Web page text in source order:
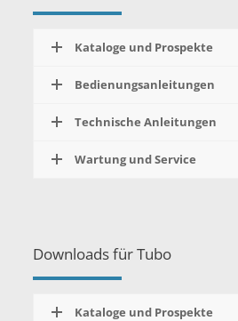
Kataloge und Prospekte
Bedienungsanleitungen
Technische Anleitungen
Wartung und Service
Downloads für Tubo
Kataloge und Prospekte